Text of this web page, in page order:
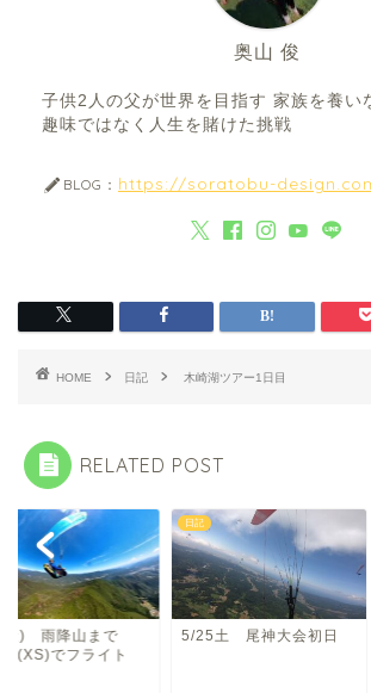
奥山 俊
子供2人の父が世界を目指す 家族を養い
趣味ではなく人生を賭けた挑戦
BLOG： https://soratobu-
HOME 日記 木崎湖ツアー1日目
RELATED POST
金) 雨降山まで
でフライト
日記
5/25土 尾神大会初日